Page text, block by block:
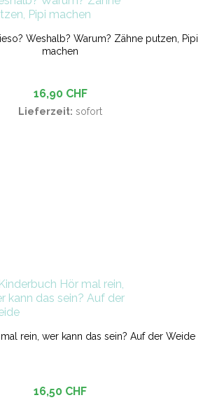
Weshalb? Warum? Zähne putzen, Pipi
machen
16,90 CHF
Lieferzeit: sofort
rein, wer kann das sein? Auf der Weide
16,50 CHF